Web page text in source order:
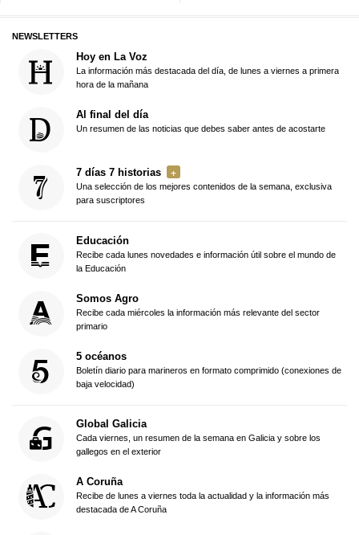
NEWSLETTERS
Hoy en La Voz
La información más destacada del día, de lunes a viernes a primera
hora de la mañana
Al final del día
Un resumen de las noticias que debes saber antes de acostarte
7 días 7 historias
Una selección de los mejores contenidos de la semana, exclusiva
para suscriptores
Educación
Recibe cada lunes novedades e información útil sobre el mundo de
la Educación
Somos Agro
Recibe cada miércoles la información más relevante del sector
primario
5 océanos
Boletín diario para marineros en formato comprimido (conexiones de
baja velocidad)
Global Galicia
Cada viernes, un resumen de la semana en Galicia y sobre los
gallegos en el exterior
A Coruña
Recibe de lunes a viernes toda la actualidad y la información más
destacada de A Coruña